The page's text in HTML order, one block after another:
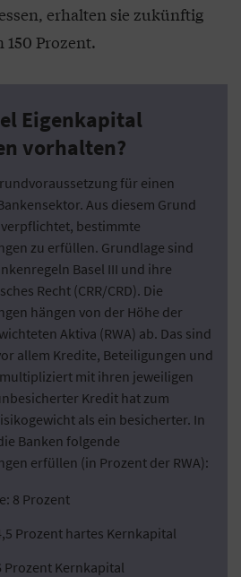
erhalten sie zukünftig
Prozent.
Eigenkapital
vorhalten?
für einen
Aus diesem Grund
bestimmte
zu erfüllen. Grundlage sind
Basel III und ihre
Recht (CRR/CRD). Die
hängen von der Höhe der
Aktiva (RWA) ab. Das sind
allem Kredite, Beteiligungen und
mit ihren jeweiligen
Kredit hat zum
als ein besicherter. In
Banken folgende
erfüllen (in Prozent der RWA):
8 Prozent
Prozent hartes Kernkapital
Prozent Kernkapital